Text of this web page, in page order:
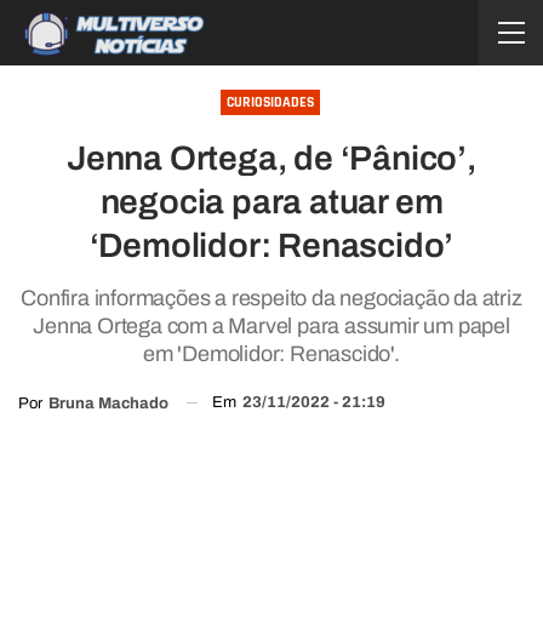
CURIOSIDADES
Jenna Ortega, de ‘Pânico’,
negocia para atuar em
‘Demolidor: Renascido’
Confira informações a respeito da negociação da atriz
Jenna Ortega com a Marvel para assumir um papel
em 'Demolidor: Renascido'.
Por Bruna Machado Em 23/11/2022 - 21:19